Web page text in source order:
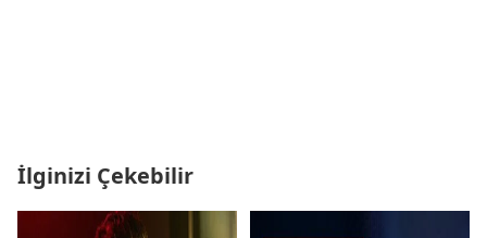
İlginizi Çekebilir